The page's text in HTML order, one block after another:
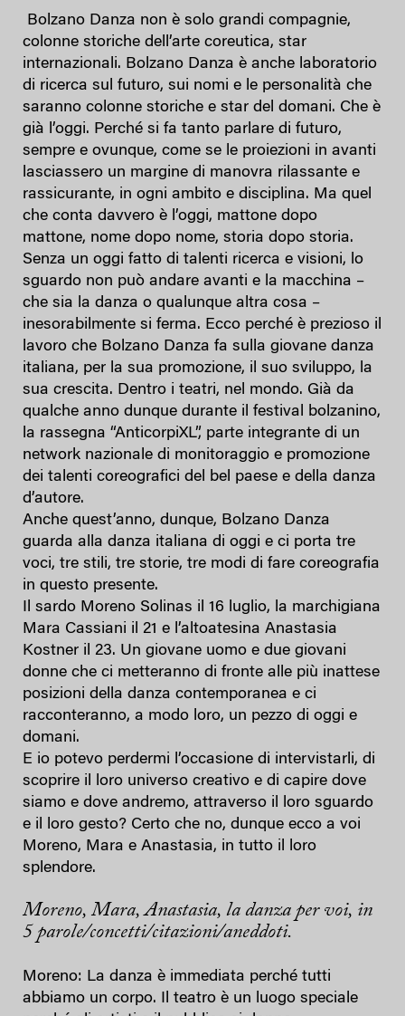
Bolzano Danza non è solo grandi compagnie,
colonne storiche dell’arte coreutica, star
internazionali. Bolzano Danza è anche laboratorio
di ricerca sul futuro, sui nomi e le personalità che
saranno colonne storiche e star del domani. Che è
già l’oggi. Perché si fa tanto parlare di futuro,
sempre e ovunque, come se le proiezioni in avanti
lasciassero un margine di manovra rilassante e
rassicurante, in ogni ambito e disciplina. Ma quel
che conta davvero è l’oggi, mattone dopo
mattone, nome dopo nome, storia dopo storia.
Senza un oggi fatto di talenti ricerca e visioni, lo
sguardo non può andare avanti e la macchina –
che sia la danza o qualunque altra cosa –
inesorabilmente si ferma. Ecco perché è prezioso il
lavoro che Bolzano Danza fa sulla giovane danza
italiana, per la sua promozione, il suo sviluppo, la
sua crescita. Dentro i teatri, nel mondo. Già da
qualche anno dunque durante il festival bolzanino,
la rassegna “AnticorpiXL”, parte integrante di un
network nazionale di monitoraggio e promozione
dei talenti coreografici del bel paese e della danza
d’autore.
Anche quest’anno, dunque, Bolzano Danza
guarda alla danza italiana di oggi e ci porta tre
voci, tre stili, tre storie, tre modi di fare coreografia
in questo presente.
Il sardo Moreno Solinas il 16 luglio, la marchigiana
Mara Cassiani il 21 e l’altoatesina Anastasia
Kostner il 23. Un giovane uomo e due giovani
donne che ci metteranno di fronte alle più inattese
posizioni della danza contemporanea e ci
racconteranno, a modo loro, un pezzo di oggi e
domani.
E io potevo perdermi l’occasione di intervistarli, di
scoprire il loro universo creativo e di capire dove
siamo e dove andremo, attraverso il loro sguardo
e il loro gesto? Certo che no, dunque ecco a voi
Moreno, Mara e Anastasia, in tutto il loro
splendore.
Moreno, Mara, Anastasia, la danza per voi, in
5 parole/concetti/citazioni/aneddoti.
Moreno: La danza è immediata perché tutti
abbiamo un corpo. Il teatro è un luogo speciale